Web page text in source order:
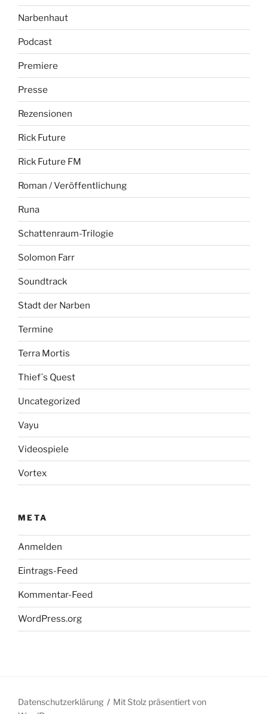
Narbenhaut
Podcast
Premiere
Presse
Rezensionen
Rick Future
Rick Future FM
Roman / Veröffentlichung
Runa
Schattenraum-Trilogie
Solomon Farr
Soundtrack
Stadt der Narben
Termine
Terra Mortis
Thief´s Quest
Uncategorized
Vayu
Videospiele
Vortex
META
Anmelden
Eintrags-Feed
Kommentar-Feed
WordPress.org
Datenschutzerklärung
Mit Stolz präsentiert von